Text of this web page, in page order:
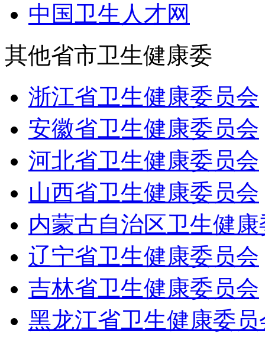
中国卫生人才网
其他省市卫生健康委
浙江省卫生健康委员会
安徽省卫生健康委员会
河北省卫生健康委员会
山西省卫生健康委员会
内蒙古自治区卫生健
辽宁省卫生健康委员会
吉林省卫生健康委员会
黑龙江省卫生健康委员